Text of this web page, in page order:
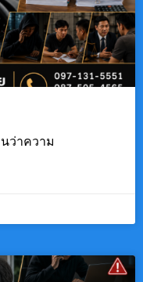
ว่าความ